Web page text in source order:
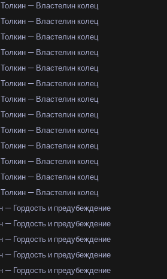
— Властелин колец
— Властелин колец
— Властелин колец
— Властелин колец
— Властелин колец
— Властелин колец
— Властелин колец
— Властелин колец
— Властелин колец
— Властелин колец
— Властелин колец
— Властелин колец
— Властелин колец
— Гордость и предубеждение
— Гордость и предубеждение
— Гордость и предубеждение
— Гордость и предубеждение
— Гордость и предубеждение